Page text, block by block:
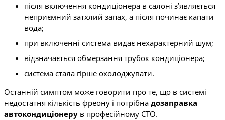
після включення кондиціонера в салоні з’являється
неприємний затхлий запах, а після починає капати
вода;
при включенні система видає нехарактерний шум;
відзначається обмерзання трубок кондиціонера;
система стала гірше охолоджувати.
Останній симптом може говорити про те, що в системі
недостатня кількість фреону і потрібна дозаправка
автокондиціонеру в професійному СТО.